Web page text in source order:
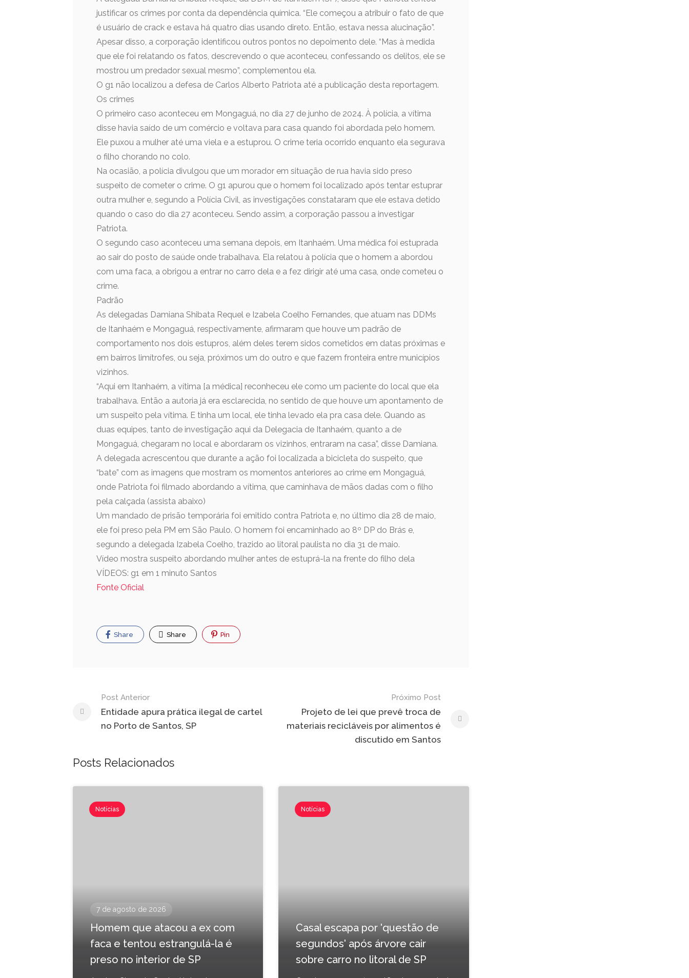
justificar os crimes por conta da dependência química. “Ele começou a atribuir o fato de que
é usuário de crack e estava há quatro dias usando direto. Então, estava nessa alucinação”.
Apesar disso, a corporação identificou outros pontos no depoimento dele. “Mas à medida
que ele foi relatando os fatos, descrevendo o que aconteceu, confessando os delitos, ele se
mostrou um predador sexual mesmo”, complementou ela.
O g1 não localizou a defesa de Carlos Alberto Patriota até a publicação desta reportagem.
Os crimes
O primeiro caso aconteceu em Mongaguá, no dia 27 de junho de 2024. À polícia, a vítima
disse havia saído de um comércio e voltava para casa quando foi abordada pelo homem.
Ele puxou a mulher até uma viela e a estuprou. O crime teria ocorrido enquanto ela segurava
o filho chorando no colo.
Na ocasião, a polícia divulgou que um morador em situação de rua havia sido preso
suspeito de cometer o crime. O g1 apurou que o homem foi localizado após tentar estuprar
outra mulher e, segundo a Polícia Civil, as investigações constataram que ele estava detido
quando o caso do dia 27 aconteceu. Sendo assim, a corporação passou a investigar
Patriota.
O segundo caso aconteceu uma semana depois, em Itanhaém. Uma médica foi estuprada
ao sair do posto de saúde onde trabalhava. Ela relatou à polícia que o homem a abordou
com uma faca, a obrigou a entrar no carro dela e a fez dirigir até uma casa, onde cometeu o
crime.
Padrão
As delegadas Damiana Shibata Requel e Izabela Coelho Fernandes, que atuam nas DDMs
de Itanhaém e Mongaguá, respectivamente, afirmaram que houve um padrão de
comportamento nos dois estupros, além deles terem sidos cometidos em datas próximas e
em bairros limítrofes, ou seja, próximos um do outro e que fazem fronteira entre municípios
vizinhos.
“Aqui em Itanhaém, a vítima [a médica] reconheceu ele como um paciente do local que ela
trabalhava. Então a autoria já era esclarecida, no sentido de que houve um apontamento de
um suspeito pela vítima. E tinha um local, ele tinha levado ela pra casa dele. Quando as
duas equipes, tanto de investigação aqui da Delegacia de Itanhaém, quanto a de
Mongaguá, chegaram no local e abordaram os vizinhos, entraram na casa”, disse Damiana.
A delegada acrescentou que durante a ação foi localizada a bicicleta do suspeito, que
“bate” com as imagens que mostram os momentos anteriores ao crime em Mongaguá,
onde Patriota foi filmado abordando a vítima, que caminhava de mãos dadas com o filho
pela calçada (assista abaixo)
Um mandado de prisão temporária foi emitido contra Patriota e, no último dia 28 de maio,
ele foi preso pela PM em São Paulo. O homem foi encaminhado ao 8º DP do Brás e,
segundo a delegada Izabela Coelho, trazido ao litoral paulista no dia 31 de maio.
Vídeo mostra suspeito abordando mulher antes de estuprá-la na frente do filho dela
VÍDEOS: g1 em 1 minuto Santos
Fonte Oficial
Share Share Pin
Navegação
de
Post
Post Anterior
Entidade apura prática ilegal de cartel
no Porto de Santos, SP
Próximo Post
Projeto de lei que prevê troca de
materiais recicláveis por alimentos é
discutido em Santos
Posts Relacionados
Notícias
7 de agosto de 2026
Homem que atacou a ex com
faca e tentou estrangulá-la é
preso no interior de SP
Notícias
Casal escapa por 'questão de
segundos' após árvore cair
sobre carro no litoral de SP